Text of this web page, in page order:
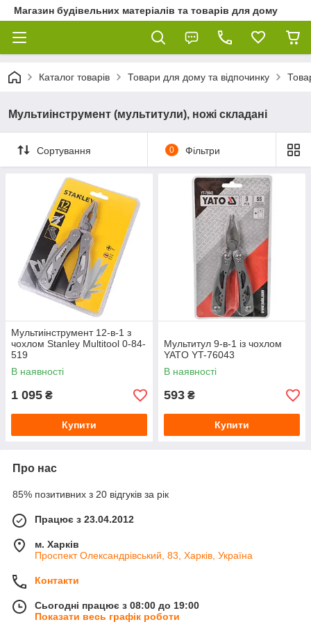
Магазин будівельних матеріалів та товарів для дому
Каталог товарів Товари для дому та відпочинку
Мультиінструмент (мультитули), ножі складані
Сортування 0 Фільтри
Мультиінструмент 12-в-1 з
чохлом Stanley Multitool 0-84-
519
В наявності
1 095 ₴
Купити
Мультитул 9-в-1 із чохлом
YATO YT-76043
В наявності
593 ₴
Купити
Про нас
85% позитивних з 20 відгуків за рік
Працює з 23.04.2012
м. Харків
Проспект Олександрівський, 83, Харків, Україна
Контакти
Сьогодні працює з 08:00 до 19:00
Показати весь графік роботи